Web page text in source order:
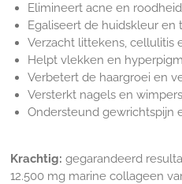
Elimineert acne en roodheid
Egaliseert de huidskleur en
Verzacht littekens, cellulitis
Helpt vlekken en
Verbetert de haargroei en
Versterkt nagels en wimpers
Ondersteund gewrichtspijn
Krachtig: gegarandeerd
12.500 mg marine collageen